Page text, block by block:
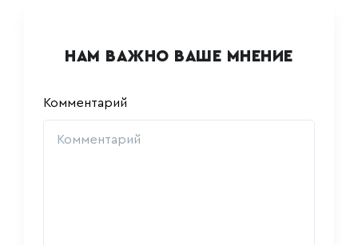
НАМ ВАЖНО ВАШЕ МНЕНИЕ
Комментарий